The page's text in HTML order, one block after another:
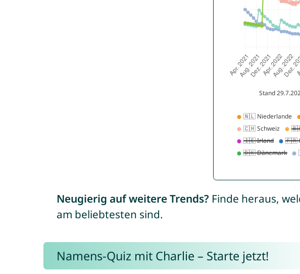
Neugierig auf weitere Trends? Finde heraus,
am beliebtesten sind.
Namens-Quiz mit Charlie – Starte jetzt!